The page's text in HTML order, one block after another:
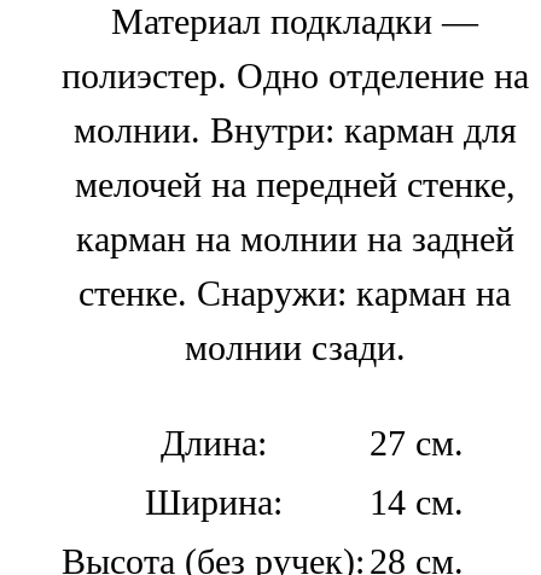
Материал подкладки —
полиэстер. Одно отделение на
молнии. Внутри: карман для
мелочей на передней стенке,
карман на молнии на задней
стенке. Снаружи: карман на
молнии сзади.
Длина:
27 см.
Ширина:
14 см.
Высота (без ручек): 28 см.